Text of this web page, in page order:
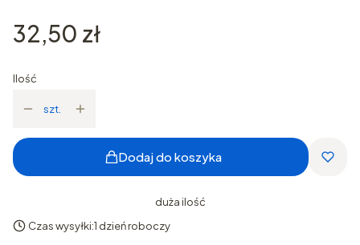
Cena
32,50 zł
Ilość
szt.
Dodaj do koszyka
duża ilość
Czas wysyłki:1 dzień roboczy